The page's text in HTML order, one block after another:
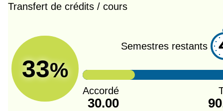
Transfert de crédits / cours
33%
Semestres restants
Accordé
30.00